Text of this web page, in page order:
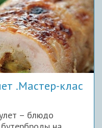
.Мастер-клас
– блюдо